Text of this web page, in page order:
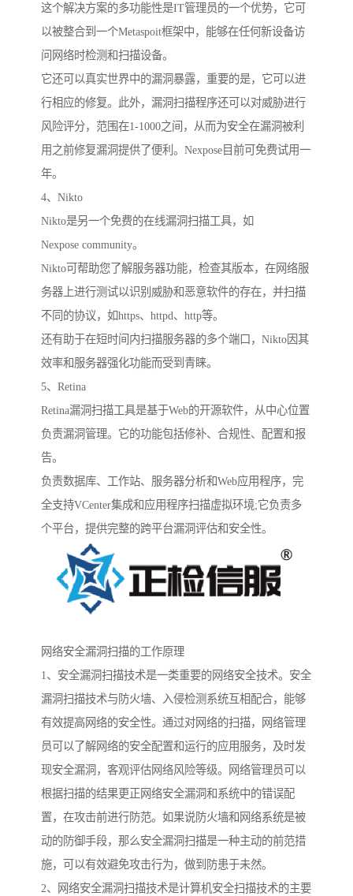
这个解决方案的多功能性是IT管理员的一个优势，它可
以被整合到一个Metaspoit框架中，能够在任何新设备访
问网络时检测和扫描设备。
它还可以真实世界中的漏洞暴露，重要的是，它可以进
行相应的修复。此外，漏洞扫描程序还可以对威胁进行
风险评分，范围在1-1000之间，从而为安全在漏洞被利
用之前修复漏洞提供了便利。Nexpose目前可免费试用一
年。
4、Nikto
Nikto是另一个免费的在线漏洞扫描工具，如
Nexpose community。
Nikto可帮助您了解服务器功能，检查其版本，在网络服
务器上进行测试以识别威胁和恶意软件的存在，并扫描
不同的协议，如https、httpd、http等。
还有助于在短时间内扫描服务器的多个端口，Nikto因其
效率和服务器强化功能而受到青睐。
5、Retina
Retina漏洞扫描工具是基于Web的开源软件，从中心位置
负责漏洞管理。它的功能包括修补、合规性、配置和报
告。
负责数据库、工作站、服务器分析和Web应用程序，完
全支持VCenter集成和应用程序扫描虚拟环境;它负责多
个平台，提供完整的跨平台漏洞评估和安全性。
网络安全漏洞扫描的工作原理
1、安全漏洞扫描技术是一类重要的网络安全技术。安全
漏洞扫描技术与防火墙、入侵检测系统互相配合，能够
有效提高网络的安全性。通过对网络的扫描，网络管理
员可以了解网络的安全配置和运行的应用服务，及时发
现安全漏洞，客观评估网络风险等级。网络管理员可以
根据扫描的结果更正网络安全漏洞和系统中的错误配
置，在攻击前进行防范。如果说防火墙和网络系统是被
动的防御手段，那么安全漏洞扫描是一种主动的前范措
施，可以有效避免攻击行为，做到防患于未然。
2、网络安全漏洞扫描技术是计算机安全扫描技术的主要